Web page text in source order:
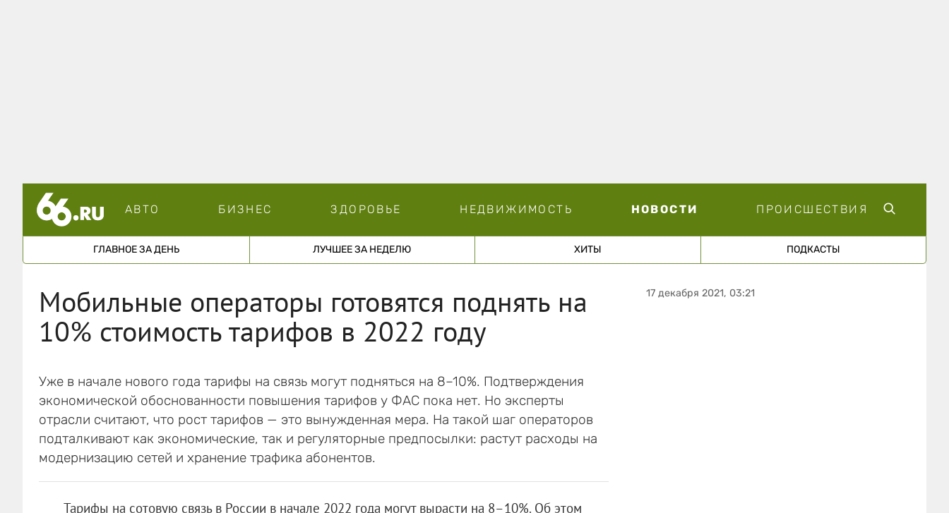
АВТО БИЗНЕС ЗДОРОВЬЕ НЕДВИЖИМОСТЬ НОВОСТИ ПРОИСШЕСТВИЯ
ГЛАВНОЕ ЗА ДЕНЬ ЛУЧШЕЕ ЗА НЕДЕЛЮ ХИТЫ ПОДКАСТЫ
Мобильные операторы готовятся поднять на
10% стоимость тарифов в 2022 году
Уже в начале нового года тарифы на связь могут подняться на 8–10%. Подтверждения
экономической обоснованности повышения тарифов у ФАС пока нет. Но эксперты
отрасли считают, что рост тарифов — это вынужденная мера. На такой шаг операторов
подталкивают как экономические, так и регуляторные предпосылки: растут расходы на
модернизацию сетей и хранение трафика абонентов.
Тарифы на сотовую связь в России в начале 2022 года могут вырасти на 8–10%. Об этом
17 декабря 2021, 03:21